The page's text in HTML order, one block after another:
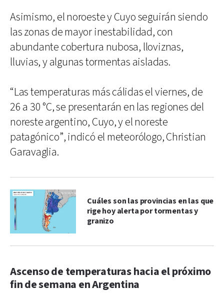
Asimismo, el noroeste y Cuyo seguirán siendo
las zonas de mayor inestabilidad, con
abundante cobertura nubosa, lloviznas,
lluvias, y algunas tormentas aisladas.
“Las temperaturas más cálidas el viernes, de
26 a 30 °C, se presentarán en las regiones del
noreste argentino, Cuyo, y el noreste
patagónico”, indicó el meteorólogo, Christian
Garavaglia.
Cuáles son las provincias en las que
rige hoy alerta por tormentas y
granizo
Ascenso de temperaturas hacia el próximo
fin de semana en Argentina